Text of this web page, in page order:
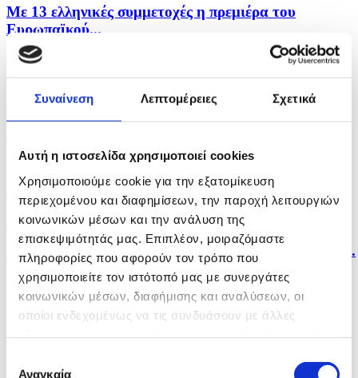
Συναίνεση Λεπτομέρειες Σχετικά
Αυτή η ιστοσελίδα χρησιμοποιεί cookies
Χρησιμοποιούμε cookie για την εξατομίκευση
περιεχομένου και διαφημίσεων, την παροχή λειτουργιών
κοινωνικών μέσων και την ανάλυση της
επισκεψιμότητάς μας. Επιπλέον, μοιραζόμαστε
πληροφορίες που αφορούν τον τρόπο που
χρησιμοποιείτε τον ιστότοπό μας με συνεργάτες
κοινωνικών μέσων, διαφήμισης και αναλύσεων, οι
οποίοι ενδεχομένως να τις συνδυάσουν με άλλες
των υπηρεσιών τους.
Αναγκαία
Με 13 ελληνικές συμμετοχές η πρεμιέρα του
Ευρωπαϊκού...
πριν 27 λεπτά
Σε 270 καταγγελίες οδήγησαν τροχονομικοί έλεγχοι
Κ16 η...
πριν μία ώρα
Στην 27η θέση του πίνακα μεταλλίων η Ελλάδα στο...